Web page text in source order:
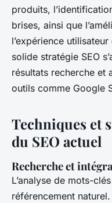
produits,
brises, ainsi que
l’expérience
solide stratégie SEO
résultats recherche et
outils comme Google
Techniques et
du SEO actuel
Recherche et
L’analyse de mots-
référencement